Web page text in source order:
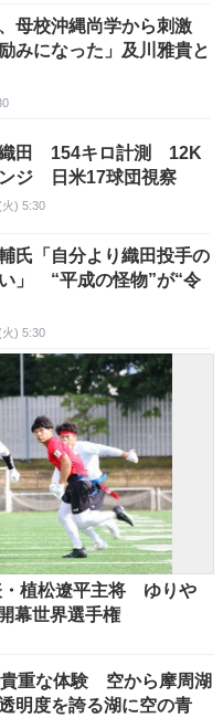
母校沖縄尚学から刺激
みになった」及川雅貴と
織田 154キロ計測 12K
ジ 日米17球団視察
) 5:30
氏「自分より織田投手の
」 “平成の怪物”が“令
) 5:30
・植松遼平主将 ゆりや
幕世界選手権
重な体験 空から摩周湖
明度を誇る湖に空の青